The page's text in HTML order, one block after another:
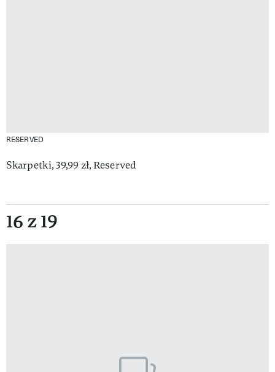
RESERVED
Skarpetki, 39,99 zł, Reserved
16 z 19